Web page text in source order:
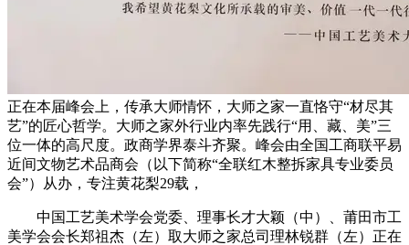
正在本届峰会上，传承大师情怀，大师之家一直恪守“材尽其
艺”的匠心哲学。大师之家外行业内率先践行“用、藏、美”三
位一体的高尺度。政商学界泰斗齐聚。峰会由全国工商联平易
近间文物艺术品商会（以下简称“全联红木整拆家具专业委员
会”）从办，专注黄花梨29载，
中国工艺美术学会党委、理事长才大颖（中）、莆田市工
美学会会长郑祖杰（左）取大师之家总司理林锐群（左）正在